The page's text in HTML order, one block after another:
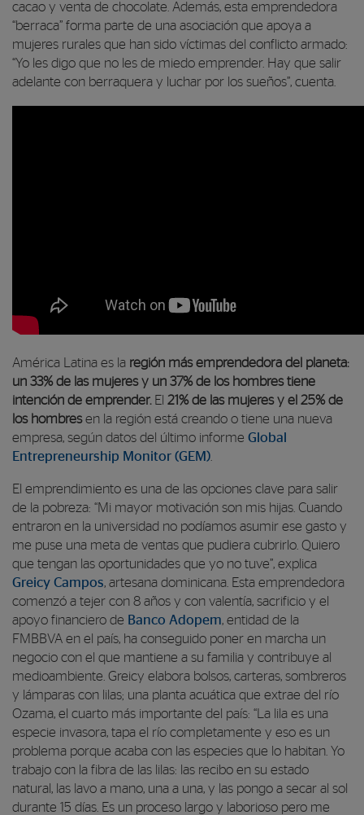
cacao y venta de chocolate. Además, esta emprendedora
“berraca” forma parte de una asociación que apoya a
mujeres rurales que han sido víctimas del conflicto armado:
“Yo les digo que no les de miedo emprender. Hay que salir
adelante con berraquera y luchar por los sueños”, cuenta.
América Latina es la región más emprendedora del planeta:
un 33% de las mujeres y un 37% de los hombres tiene
intención de emprender. El 21% de las mujeres y el 25% de
los hombresen la región está creando o tiene una nueva
empresa, según datos del último informe Global
Entrepreneurship Monitor (GEM)
El emprendimiento es una de las opciones clave para salir
de la pobreza: “Mi mayor motivación son mis hijas. Cuando
entraron en la universidad no podíamos asumir ese gasto y
me puse una meta de ventas que pudiera cubrirlo. Quiero
que tengan las oportunidades que yo no tuve”, explica
Greicy Campos, artesana dominicana. Esta emprendedora
comenzó a tejer con 8 años y con valentía, sacrificio y el
apoyo financiero de Banco Adopem, entidad de la
FMBBVA en el país, ha conseguido poner en marcha un
negocio con el que mantiene a su familia y contribuye al
medioambiente. Greicy elabora bolsos, carteras, sombreros
y lámparas con lilas; una planta acuática que extrae del río
Ozama, el cuarto más importante del país: “La lila es una
especie invasora, tapa el río completamente y eso es un
problema porque acaba con las especies que lo habitan. Yo
trabajo con la fibra de las lilas: las recibo en su estado
natural, las lavo a mano, una a una, y las pongo a secar al sol
durante 15 días. Es un proceso largo y laborioso pero me